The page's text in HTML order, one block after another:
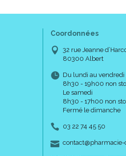
Coordonnées
32 rue Jeanne
80300 Albert
Du lundi au vendredi
8h30 - 19h00 non
Le samedi
8h30 - 17h00 non
Fermé le dimanche
03 22 74 45 50
contact-
@-